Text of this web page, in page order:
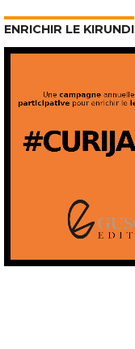
ENRICHIR LE KIRUNDI